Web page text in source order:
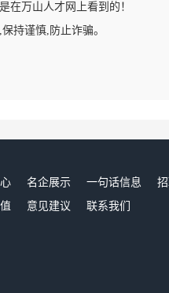
在万山人才网上看到的！
持谨慎,防止诈骗。
名企展示 一句话信息
意见建议 联系我们